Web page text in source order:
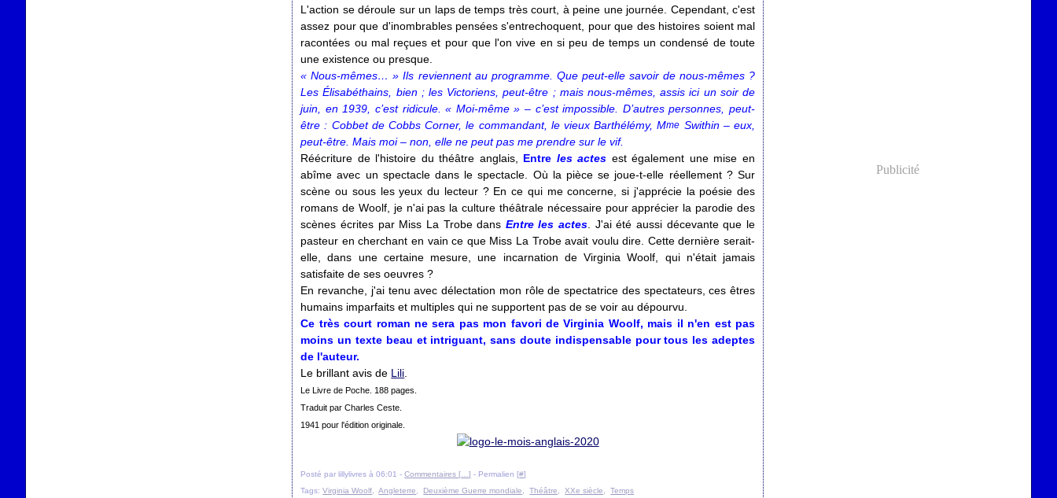
L'action se déroule sur un laps de temps très court, à peine une journée. Cependant, c'est
assez pour que d'inombrables pensées s'entrechoquent, pour que des histoires soient mal
racontées ou mal reçues et pour que l'on vive en si peu de temps un condensé de toute
une existence ou presque.
« Nous-mêmes… » Ils reviennent au programme. Que peut-elle savoir de nous-mêmes ?
Les Élisabéthains, bien ; les Victoriens, peut-être ; mais nous-mêmes, assis ici un soir de
juin, en 1939,
c’est ridicule. « Moi-même » – c’est impossible. D’autres personnes, peut-
être : Cobbet de Cobbs Corner, le commandant, le vieux Barthélémy, Mme Swithin – eux,
peut-être. Mais moi – non, elle ne peut pas me prendre sur le vif.
Réécriture de l'histoire du théâtre anglais, Entre les actes est également une mise en
abîme avec un spectacle dans le spectacle. Où la pièce se joue-t-elle réellement ? Sur
scène ou sous les yeux du lecteur ? En ce qui me concerne, si j'apprécie la poésie des
romans de Woolf, je n'ai pas la culture théâtrale nécessaire pour apprécier la parodie des
scènes écrites par Miss La Trobe dans Entre les actes . J'ai été aussi décevante que le
pasteur en cherchant en vain ce que Miss La Trobe avait voulu dire. Cette dernière serait-
elle, dans une certaine mesure, une incarnation de Virginia Woolf, qui n'était jamais
satisfaite de ses oeuvres ?
En revanche, j'ai tenu avec délectation mon rôle de spectatrice des spectateurs, ces êtres
humains imparfaits et multiples qui ne supportent pas de se voir au dépourvu.
Ce très court roman ne sera pas mon favori de Virginia Woolf, mais il n'en est pas
moins un texte beau et intriguant, sans doute indispensable pour tous les adeptes
de l'auteur.
Le brillant avis de Lili
Le Livre de Poche. 188 pages.
Traduit par Charles Ceste.
1941 pour l'édition originale.
Posté par lillylivres à 06:01 -Commentaires [ …] - Permalien [#]
Tags:Virginia Woolf ,Angleterre Deuxième Guerre mondiale ,Théâtre XXe siècle ,Temps
Publicité